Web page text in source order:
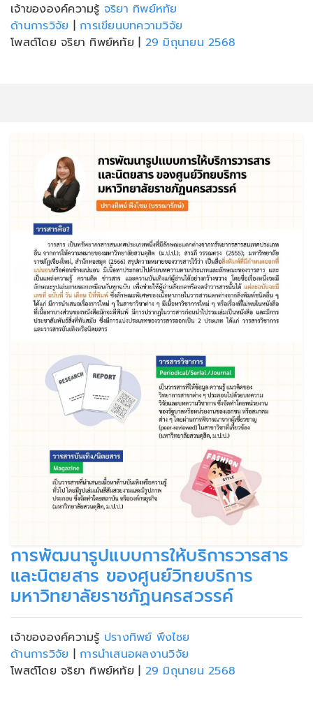
เจ้าขององค์ความรู้ จริยา ทิพย์หทัย
ด้านการวิจัย | การเขียนบทความวิจัย
โพสต์โดย จริยา ทิพย์หทัย | 29 มิถุนายน 2568
การพัฒนารูปแบบการให้บริการวารสาร
และนิตยสาร ของศูนย์วิทยบริการ
มหาวิทยาลัยราชภัฏนครสวรรค์
เจ้าขององค์ความรู้ ปรางทิพย์ พึงไชย
ด้านการวิจัย | การนำเสนอผลงานวิจัย
โพสต์โดย จริยา ทิพย์หทัย | 29 มิถุนายน 2568